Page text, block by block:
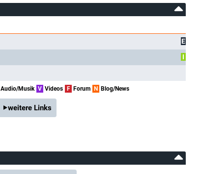
E
I
Audio/Musik V Videos F Forum N Blog/News
weitere Links